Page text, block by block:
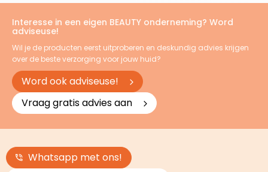
Interesse in een eigen BEAUTY onderneming? Word
adviseuse!
Wil je de producten eerst uitproberen en deskundig advies krijgen
over de beste verzorging voor jouw huid?
Word ook adviseuse!
Vraag gratis advies aan
Whatsapp met ons!